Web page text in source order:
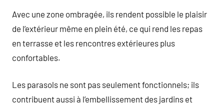
Avec une zone ombragée, ils rendent possible le plaisir
de l’extérieur même en plein été, ce qui rend les repas
en terrasse et les rencontres extérieures plus
confortables.
Les parasols ne sont pas seulement fonctionnels; ils
contribuent aussi à l’embellissement des jardins et